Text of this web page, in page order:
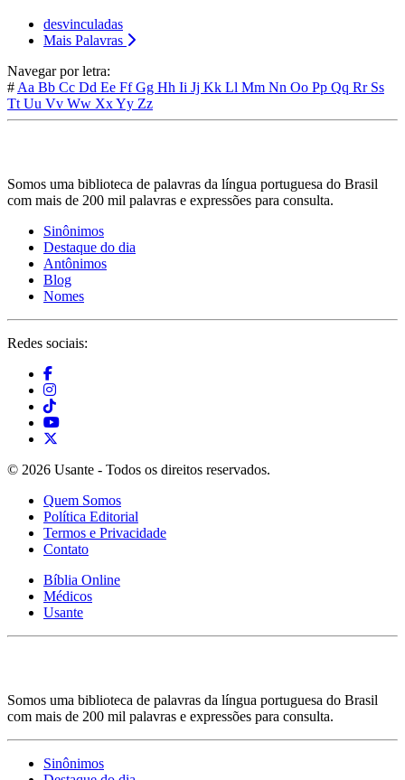
desvinculadas
Mais Palavras
Navegar por letra:
#Aa Bb Cc Dd Ee FfGg Hh Ii Jj Kk Ll Mm Nn Oo Pp Qq Rr Ss
TtUu Vv Ww XxYy Zz
Somos uma biblioteca de palavras da língua portuguesa do Brasil
com mais de 200 mil palavras e expressões para consulta.
Sinônimos
Destaque do dia
Antônimos
Blog
Nomes
Redes sociais:
© 2026 Usante - Todos os direitos reservados.
Quem Somos
Política Editorial
Termos e Privacidade
Contato
Bíblia Online
Médicos
Usante
Somos uma biblioteca de palavras da língua portuguesa do Brasil
com mais de 200 mil palavras e expressões para consulta.
Sinônimos